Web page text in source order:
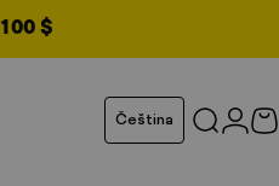
$
Jazyk
Čeština
Hledat